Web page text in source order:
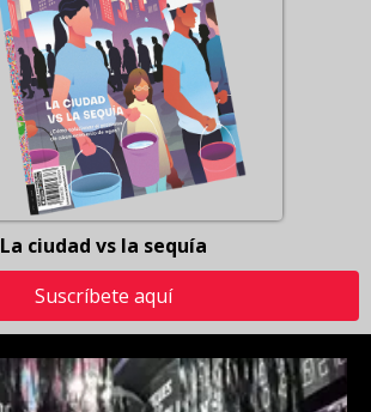
La ciudad vs la sequía
Suscríbete aquí